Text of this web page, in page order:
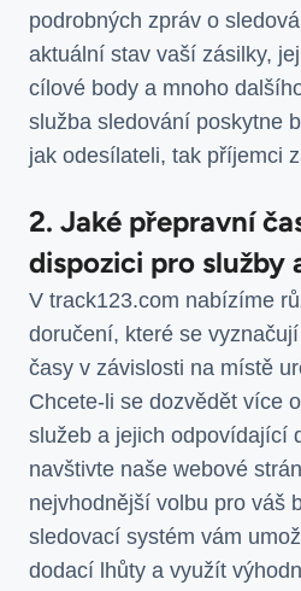
podrobných zpráv o
aktuální stav vaší zásilky,
cílové body a mnoho
služba sledování poskytne
jak odesílateli, tak příjemci
2. Jaké přepravní
dispozici pro služby
V track123.com nabízíme
doručení, které se
časy v závislosti na místě
Chcete-li se dozvědět více
služeb a jejich odpovídající
navštivte naše webové
nejvhodnější volbu pro váš
sledovací systém vám
dodací lhůty a využít